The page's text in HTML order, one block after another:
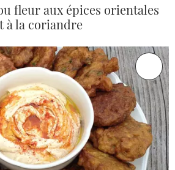
fleur aux épices orientales
à la coriandre